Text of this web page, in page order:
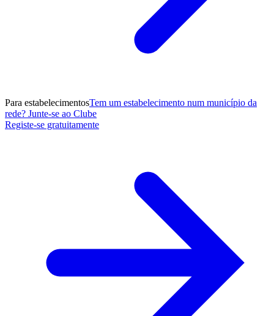
Para estabelecimentosTem um estabelecimento num município da
rede? Junte-se ao Clube
Registe-se gratuitamente